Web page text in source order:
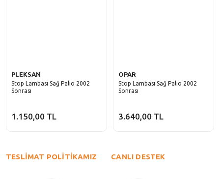
PLEKSAN
Stop Lambası Sağ Palio 2002
Sonrası
1.150,00 TL
OPAR
Stop Lambası Sağ Palio 2002
Sonrası
3.640,00 TL
TESLİMAT POLİTİKAMIZ CANLI DESTEK